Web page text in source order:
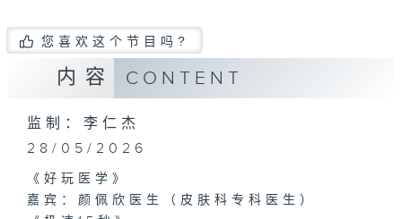
您喜欢这个节目吗?
内容 CONTENT
监制：李仁杰
28/05/2026
《好玩医学》
嘉宾：颜佩欣医生（皮肤科专科医生）